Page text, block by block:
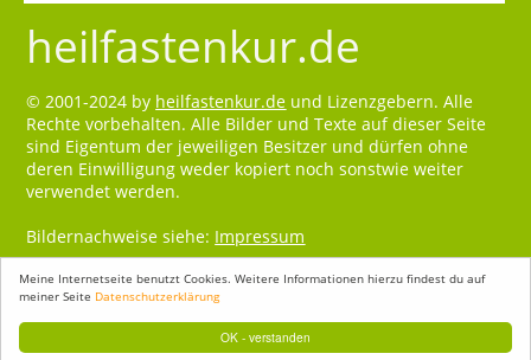
OK - verstanden
Meine Internetseite benutzt Cookies. Weitere Informationen hierzu findest du auf
meiner Seite Datenschutzerklärung
heilfastenkur.de
© 2001-2024 by heilfastenkur.de und Lizenzgebern. Alle
Rechte vorbehalten. Alle Bilder und Texte auf dieser Seite
sind Eigentum der jeweiligen Besitzer und dürfen ohne
deren Einwilligung weder kopiert noch sonstwie weiter
verwendet werden.
Bildernachweise siehe: Impressum